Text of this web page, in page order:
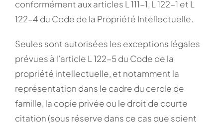
conformément aux articles L 111-1, L 122-1 et L
122-4 du Code de la Propriété Intellectuelle.
Seules sont autorisées les exceptions légales
prévues à l’article L 122-5 du Code de la
propriété intellectuelle, et notamment la
représentation dans le cadre du cercle de
famille, la copie privée ou le droit de courte
citation (sous réserve dans ce cas que soient